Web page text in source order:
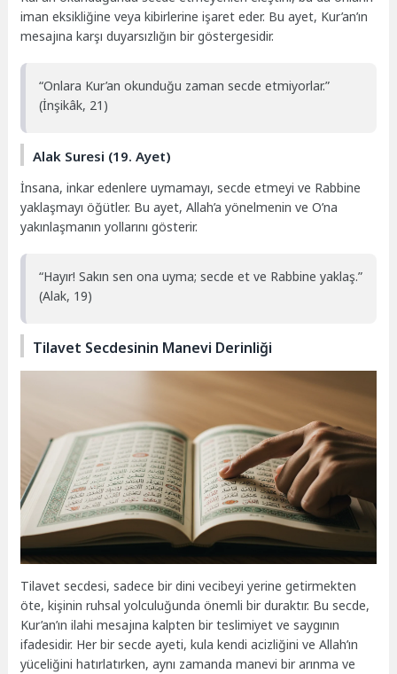
iman eksikliğine veya kibirlerine işaret eder. Bu ayet, Kur’an’ın
mesajına karşı duyarsızlığın bir göstergesidir.
“Onlara Kur’an okunduğu zaman secde etmiyorlar.”
(İnşikâk, 21)
Alak Suresi (19. Ayet)
İnsana, inkar edenlere uymamayı, secde etmeyi ve Rabbine
yaklaşmayı öğütler. Bu ayet, Allah’a yönelmenin ve O’na
yakınlaşmanın yollarını gösterir.
“Hayır! Sakın sen ona uyma; secde et ve Rabbine yaklaş.”
(Alak, 19)
Tilavet Secdesinin Manevi Derinliği
Tilavet secdesi, sadece bir dini vecibeyi yerine getirmekten
öte, kişinin ruhsal yolculuğunda önemli bir duraktır. Bu secde,
Kur’an’ın ilahi mesajına kalpten bir teslimiyet ve saygının
ifadesidir. Her bir secde ayeti, kula kendi acizliğini ve Allah’ın
yüceliğini hatırlatırken, aynı zamanda manevi bir arınma ve